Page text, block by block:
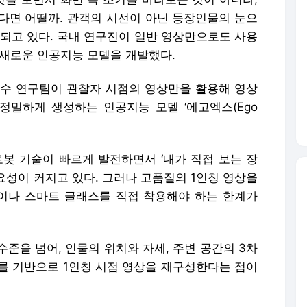
면 어떨까. 관객의 시선이 아닌 등장인물의 눈으
고 있다. 국내 연구진이 일반 영상만으로도 사용
로운 인공지능 모델을 개발했다.
연구팀이 관찰자 시점의 영상만을 활용해 영상
하게 생성하는 인공지능 모델 ‘에고엑스(Ego
기술이 빠르게 발전하면서 ‘내가 직접 보는 장
성이 커지고 있다. 그러나 고품질의 1인칭 영상을
나 스마트 글래스를 직접 착용해야 하는 한계가
준을 넘어, 인물의 위치와 자세, 주변 공간의 3차
기반으로 1인칭 시점 영상을 재구성한다는 점이